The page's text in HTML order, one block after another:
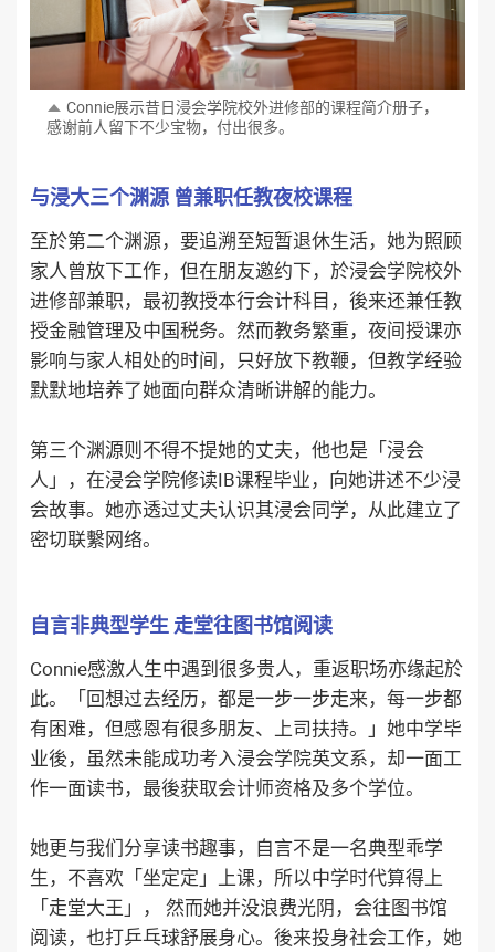
Connie展示昔日浸会学院校外进修部的课程简介册子，
感谢前人留下不少宝物，付出很多。
与浸大三个渊源 曾兼职任教夜校课程
至於第二个渊源，要追溯至短暂退休生活，她为照顾
家人曾放下工作，但在朋友邀约下，於浸会学院校外
进修部兼职，最初教授本行会计科目，後来还兼任教
授金融管理及中国税务。然而教务繁重，夜间授课亦
影响与家人相处的时间，只好放下教鞭，但教学经验
默默地培养了她面向群众清晰讲解的能力。
第三个渊源则不得不提她的丈夫，他也是「浸会
人」，在浸会学院修读IB课程毕业，向她讲述不少浸
会故事。她亦透过丈夫认识其浸会同学，从此建立了
密切联繫网络。
自言非典型学生 走堂往图书馆阅读
Connie感激人生中遇到很多贵人，重返职场亦缘起於
此。「回想过去经历，都是一步一步走来，每一步都
有困难，但感恩有很多朋友、上司扶持。」她中学毕
业後，虽然未能成功考入浸会学院英文系，却一面工
作一面读书，最後获取会计师资格及多个学位。
她更与我们分享读书趣事，自言不是一名典型乖学
生，不喜欢「坐定定」上课，所以中学时代算得上
「走堂大王」， 然而她并没浪费光阴，会往图书馆
阅读，也打乒乓球舒展身心。後来投身社会工作，她